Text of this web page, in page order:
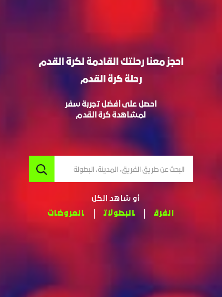
احجز معنا رحلتك القادمة لكرة القدم
رحلة كرة القدم
احصل على أفضل تجربة سفر
لمشاهدة كرة القدم
البحث عن طريق الفريق، المدينة، البطولة
أو شاهد الكل
الفرق
البطولات العروضات